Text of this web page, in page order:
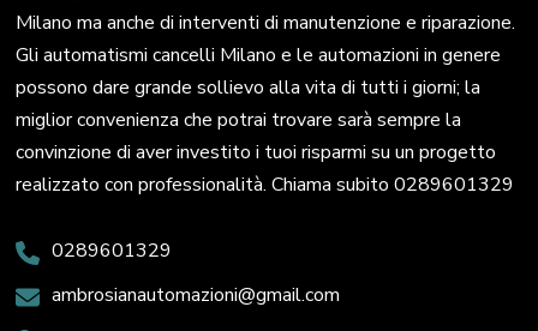
Milano ma anche di interventi di manutenzione e riparazione.
Gli automatismi cancelli Milano e le automazioni in genere
possono dare grande sollievo alla vita di tutti i giorni; la
miglior convenienza che potrai trovare sarà sempre la
convinzione di aver investito i tuoi risparmi su un progetto
realizzato con professionalità. Chiama subito 0289601329
0289601329
ambrosianautomazioni@gmail.com